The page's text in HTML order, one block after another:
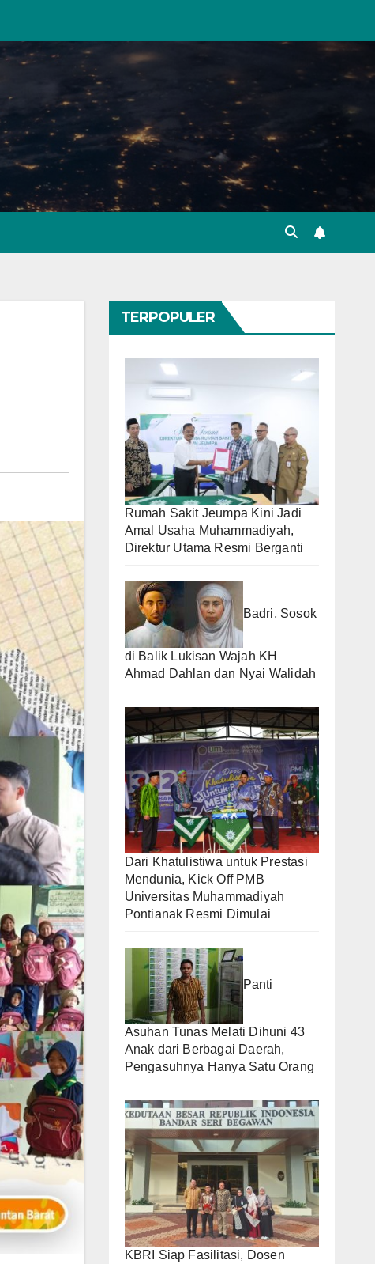
TERPOPULER
Rumah Sakit Jeumpa Kini Jadi
Amal Usaha Muhammadiyah,
Direktur Utama Resmi Berganti
Badri, Sosok
di Balik Lukisan Wajah KH
Ahmad Dahlan dan Nyai Walidah
Dari Khatulistiwa untuk Prestasi
Mendunia, Kick Off PMB
Universitas Muhammadiyah
Pontianak Resmi Dimulai
Panti
Asuhan Tunas Melati Dihuni 43
Anak dari Berbagai Daerah,
Pengasuhnya Hanya Satu Orang
KBRI Siap Fasilitasi, Dosen